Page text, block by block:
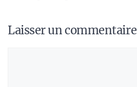
Laisser un commentaire